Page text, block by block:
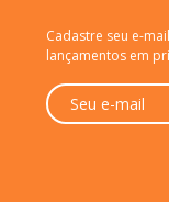
Cadastre seu e-
lançamentos em